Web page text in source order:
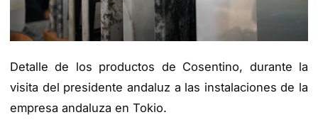
Detalle de los productos de Cosentino, durante la
visita del presidente andaluz a las instalaciones de la
empresa andaluza en Tokio.